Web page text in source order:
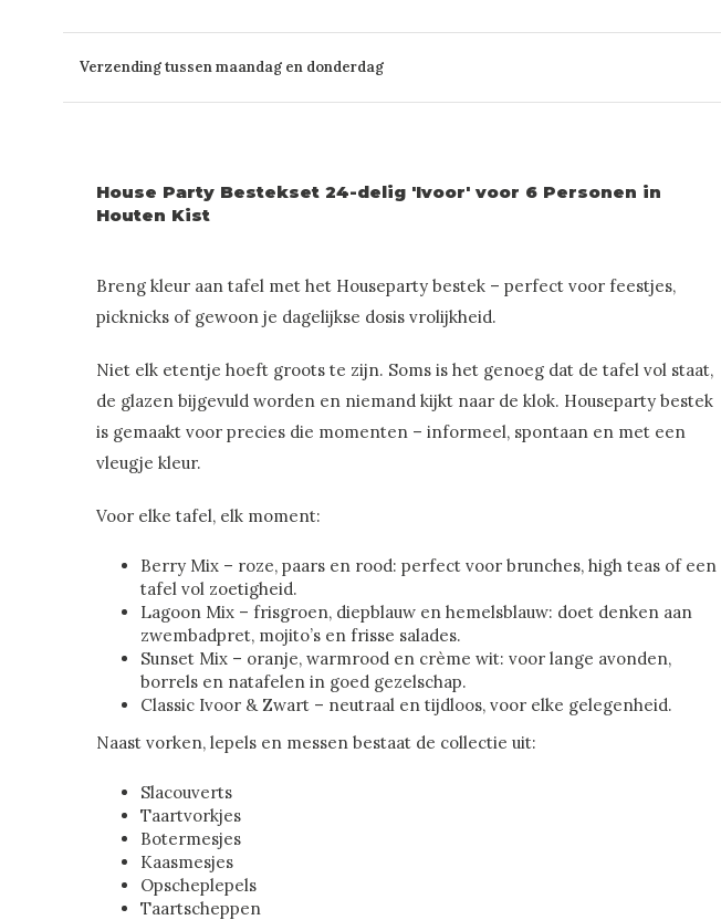
Verzending tussen maandag en donderdag
House Party Bestekset 24-delig 'Ivoor' voor 6 Personen in
Houten Kist
Breng kleur aan tafel met het Houseparty bestek – perfect voor feestjes,
picknicks of gewoon je dagelijkse dosis vrolijkheid.
Niet elk etentje hoeft groots te zijn. Soms is het genoeg dat de tafel vol staat,
de glazen bijgevuld worden en niemand kijkt naar de klok. Houseparty bestek
is gemaakt voor precies die momenten – informeel, spontaan en met een
vleugje kleur.
Voor elke tafel, elk moment:
Berry Mix – roze, paars en rood: perfect voor brunches, high teas of een
tafel vol zoetigheid.
Lagoon Mix – frisgroen, diepblauw en hemelsblauw: doet denken aan
zwembadpret, mojito’s en frisse salades.
Sunset Mix – oranje, warmrood en crème wit: voor lange avonden,
borrels en natafelen in goed gezelschap.
Classic Ivoor & Zwart – neutraal en tijdloos, voor elke gelegenheid.
Naast vorken, lepels en messen bestaat de collectie uit:
Slacouverts
Taartvorkjes
Botermesjes
Kaasmesjes
Opscheplepels
Taartscheppen